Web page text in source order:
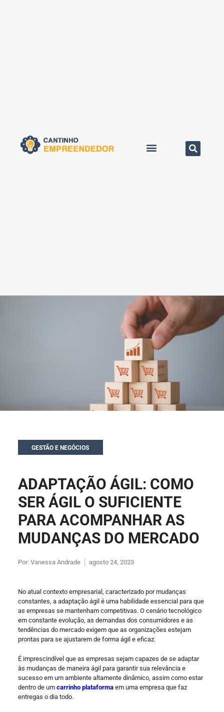
GESTÃO E NEGÓCIOS
ADAPTAÇÃO ÁGIL: COMO
SER ÁGIL O SUFICIENTE
PARA ACOMPANHAR AS
MUDANÇAS DO MERCADO
Por: Vanessa Andrade agosto 24, 2023
No atual contexto empresarial, caracterizado por mudanças
constantes, a adaptação ágil é uma habilidade essencial para que
as empresas se mantenham competitivas. O cenário tecnológico
em constante evolução, as demandas dos consumidores e as
tendências do mercado exigem que as organizações estejam
prontas para se ajustarem de forma ágil e eficaz.
É imprescindível que as empresas sejam capazes de se adaptar
às mudanças de maneira ágil para garantir sua relevância e
sucesso em um ambiente altamente dinâmico, assim como estar
dentro de um carrinho plataformaem uma empresa que faz
entregas o dia todo.